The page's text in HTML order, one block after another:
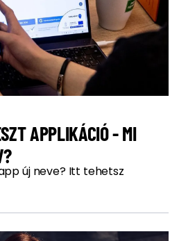
APPLIKÁCIÓ - MI
új neve? Itt tehetsz